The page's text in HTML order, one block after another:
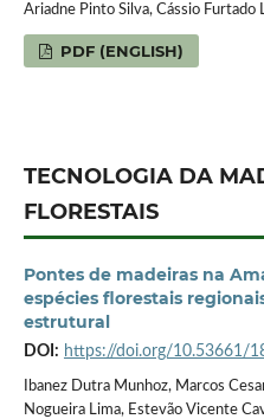
Ariadne Pinto Silva, Cássio Furtado
PDF (ENGLISH)
TECNOLOGIA DA
FLORESTAIS
Pontes de madeiras na
espécies florestais
estrutural
DOI: https://doi.org/10.53661/
Ibanez Dutra Munhoz, Marcos
Nogueira Lima, Estevão Vicente